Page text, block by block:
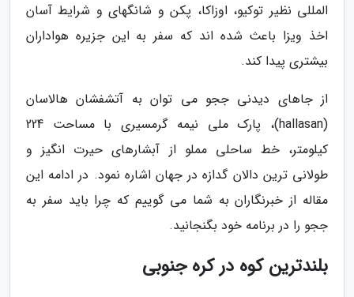
المللی نظیر توکیو، اوزاکا، پکن و شانگهای و شرایط آسان
اخذ ویزا باعث شده اند که سفر به این جزیره هواداران
بیشتری پیدا کند.
از جاهای دیدنی ججو می توان به آتشفشان هالاسان
(hallasan)، پارک ملی نیمه گرمسیری با مساحت 224
کیلومتر، خط ساحلی مملو از آبشارهای حیرت انگیز و
طولانی ترین دالان گدازه در جهان اشاره نمود. در ادامه این
مقاله از خبرنگاران به شما می گوییم که چرا باید سفر به
ججو را در برنامه خود بگنجانید.
بلندترین کوه در کره جنوبی